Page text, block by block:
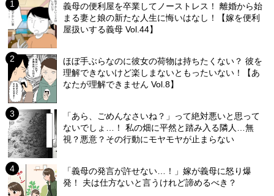
義母の便利屋を卒業してノーストレス！ 離婚から始
まる妻と娘の新たな人生に悔いはなし！【嫁を便利
屋扱いする義母 Vol.44】
ほぼ手ぶらなのに彼女の荷物は持ちたくない？ 彼を
理解できないけど楽しまないともったいない！【あ
なたが理解できません Vol.8】
「あら、ごめんなさいね？」って絶対悪いと思って
ないでしょ…！ 私の畑に平然と踏み入る隣人…無
視？悪意？その行動にモヤモヤが止まらない
「義母の発言が許せない…！」嫁が義母に怒り爆
発！ 夫は仕方ないと言うけれど諦めるべき？